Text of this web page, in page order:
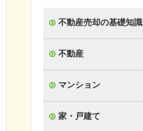
不動産売却の基礎知識
不動産
マンション
家・戸建て